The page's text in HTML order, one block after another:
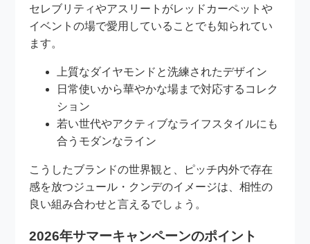
セレブリティやアスリートがレッドカーペットや
イベントの場で愛用していることでも知られてい
ます。
上質なダイヤモンドと洗練されたデザイン
日常使いから華やかな場まで対応するコレク
ション
若い世代やアクティブなライフスタイルにも
合うモダンなライン
こうしたブランドの世界観と、ピッチ内外で存在
感を放つジュール・クンデのイメージは、相性の
良い組み合わせと言えるでしょう。
2026年サマーキャンペーンのポイント